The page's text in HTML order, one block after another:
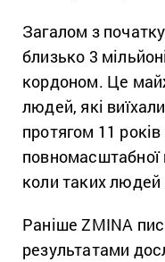
Загалом з
близько 3
кордоном. Це
людей, які
протягом 11
повномасштабної
коли таких людей
Раніше ZMINA
результатами